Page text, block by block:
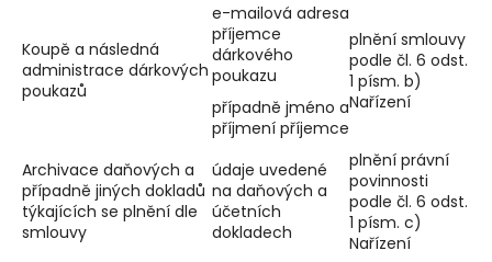
Koupě a následná
administrace dárkových
poukazů
e-mailová adresa
příjemce
dárkového
poukazu
případně jméno a
příjmení příjemce
plnění smlouvy
podle čl. 6 odst.
1 písm. b)
Nařízení
Archivace daňových a
případně jiných dokladů
týkajících se plnění dle
smlouvy
údaje uvedené
na daňových a
účetních
dokladech
plnění právní
povinnosti
podle čl. 6 odst.
1 písm. c)
Nařízení